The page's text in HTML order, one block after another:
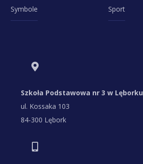
Symbole Sport
Szkoła Podstawowa nr 3 w Lęborku
ul. Kossaka 103
84-300 Lębork